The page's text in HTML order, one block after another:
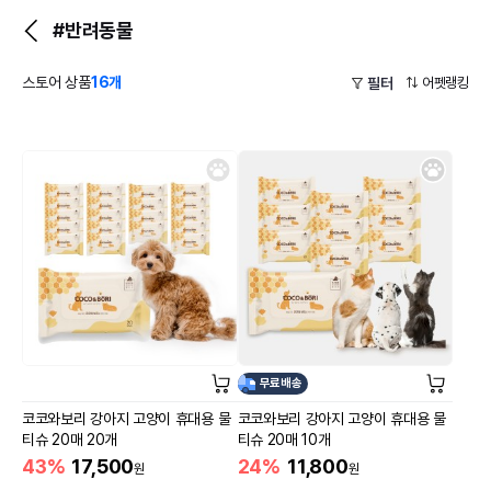
#반려동물
스토어 상품16개 필터 어펫랭킹
코코와보리 강아지 고양이 휴대용 물
티슈 20매 20개
43% 17,500원
무료배송
코코와보리 강아지 고양이 휴대용 물
티슈 20매 10개
24% 11,800원